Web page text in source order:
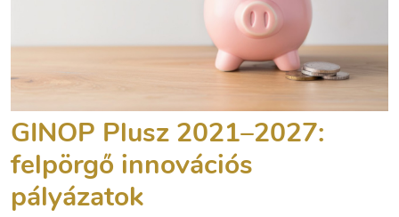
GINOP Plusz 2021–2027:
felpörgő innovációs
pályázatok